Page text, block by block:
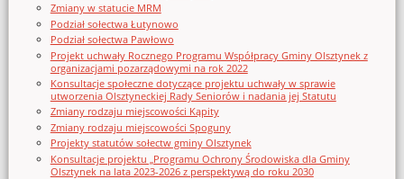
Zmiany w statucie MRM
Podział sołectwa Łutynowo
Podział sołectwa Pawłowo
Projekt uchwały Rocznego Programu Współpracy Gminy Olsztynek z
organizacjami pozarządowymi na rok 2022
Konsultacje społeczne dotyczące projektu uchwały w sprawie
utworzenia Olsztyneckiej Rady Seniorów i nadania jej Statutu
Zmiany rodzaju miejscowości Kąpity
Zmiany rodzaju miejscowości Spoguny
Projekty statutów sołectw gminy Olsztynek
Konsultacje projektu „Programu Ochrony Środowiska dla Gminy
Olsztynek na lata 2023-2026 z perspektywą do roku 2030